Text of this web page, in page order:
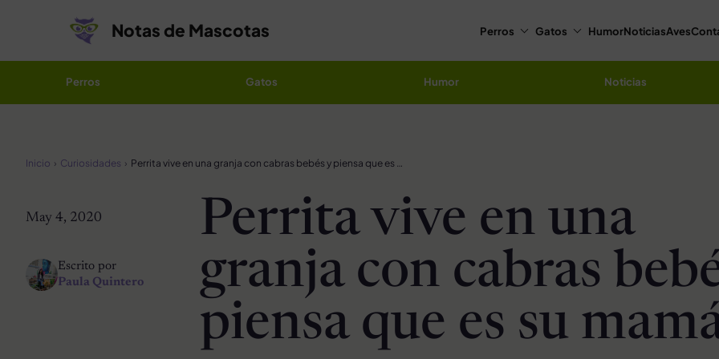
Notas de Mascotas Perros Gatos HumorNoticiasAves
Perros Gatos Humor Noticias
Inicio Curiosidades Perrita vive en una granja con cabras bebés y piensa que es su mamá
May 4, 2020
Escrito por
Paula Quintero
Perrita vive en una
granja con cabras
piensa que es su